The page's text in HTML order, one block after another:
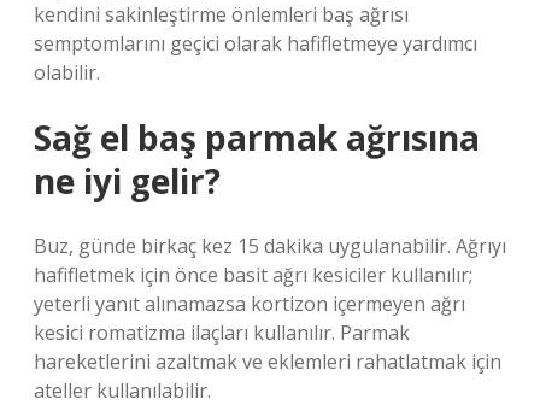
kendini sakinleştirme önlemleri baş ağrısı
semptomlarını geçici olarak hafifletmeye yardımcı
olabilir.
Sağ el baş parmak ağrısına
ne iyi gelir?
Buz, günde birkaç kez 15 dakika uygulanabilir. Ağrıyı
hafifletmek için önce basit ağrı kesiciler kullanılır;
yeterli yanıt alınamazsa kortizon içermeyen ağrı
kesici romatizma ilaçları kullanılır. Parmak
hareketlerini azaltmak ve eklemleri rahatlatmak için
ateller kullanılabilir.